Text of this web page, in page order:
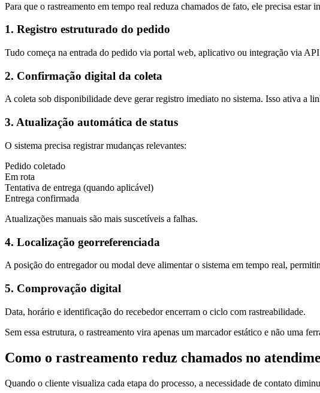
Para que o rastreamento em tempo real reduza chamados de fato, ele precisa estar
1. Registro estruturado do pedido
Tudo começa na entrada do pedido via portal web, aplicativo ou integração via
2. Confirmação digital da coleta
A coleta sob disponibilidade deve gerar registro imediato no sistema. Isso ativa a
3. Atualização automática de status
O sistema precisa registrar mudanças relevantes:
Pedido coletado
Em rota
Tentativa de entrega (quando aplicável)
Entrega confirmada
Atualizações manuais são mais suscetíveis a falhas.
4. Localização georreferenciada
A posição do entregador ou modal deve alimentar o sistema em tempo real,
5. Comprovação digital
Data, horário e identificação do recebedor encerram o ciclo com rastreabilidade.
Sem essa estrutura, o rastreamento vira apenas um marcador estático e não uma
Como o rastreamento reduz chamados no
Quando o cliente visualiza cada etapa do processo, a necessidade de contato